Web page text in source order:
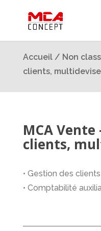
Accueil/ Non
clients,
MCA Vente
clients,
• Gestion des
• Comptabilité